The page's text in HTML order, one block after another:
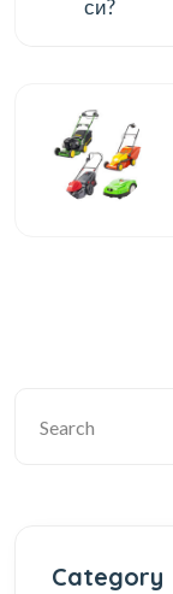
Category